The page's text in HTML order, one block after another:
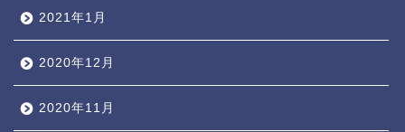
2021年1月
2020年12月
2020年11月